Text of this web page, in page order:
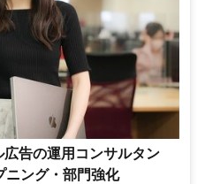
広告の運用コンサルタン
ング・部門強化